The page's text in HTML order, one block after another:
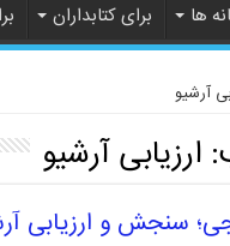
ها برای کتابداران
آرشیو
ارزیابی آرشیو
سنجش و ارزیابی